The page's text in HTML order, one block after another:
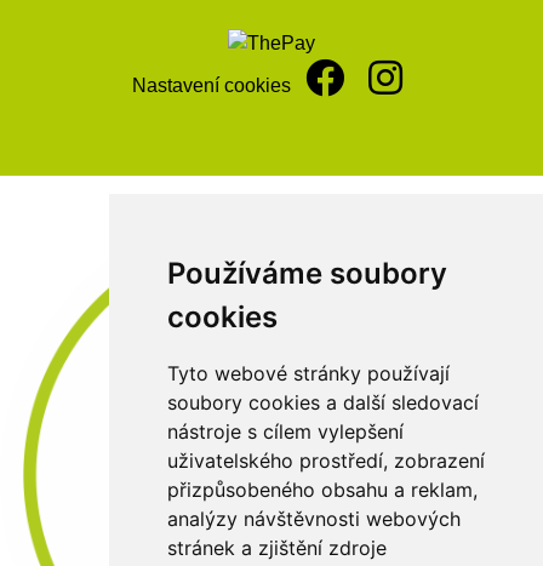
Používáme soubory
cookies
Tyto webové stránky používají
soubory cookies a další sledovací
nástroje s cílem vylepšení
uživatelského prostředí, zobrazení
přizpůsobeného obsahu a reklam,
analýzy návštěvnosti webových
stránek a zjištění zdroje
Nastavení cookies